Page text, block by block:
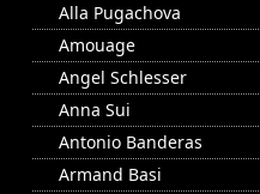
Alla Pugachova
Amouage
Angel Schlesser
Anna Sui
Antonio Banderas
Armand Basi